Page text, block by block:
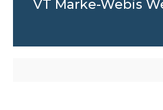
VT Marke-Webis